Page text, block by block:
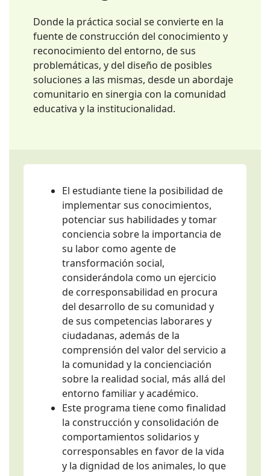
Donde la práctica social se convierte en la
fuente de construcción del conocimiento y
reconocimiento del entorno, de sus
problemáticas, y del diseño de posibles
soluciones a las mismas, desde un abordaje
comunitario en sinergia con la comunidad
educativa y la institucionalidad.
El estudiante tiene la posibilidad de
implementar sus conocimientos,
potenciar sus habilidades y tomar
conciencia sobre la importancia de
su labor como agente de
transformación social,
considerándola como un ejercicio
de corresponsabilidad en procura
del desarrollo de su comunidad y
de sus competencias laborares y
ciudadanas, además de la
comprensión del valor del servicio a
la comunidad y la concienciación
sobre la realidad social, más allá del
entorno familiar y académico.
Este programa tiene como finalidad
la construcción y consolidación de
comportamientos solidarios y
corresponsables en favor de la vida
y la dignidad de los animales, lo que